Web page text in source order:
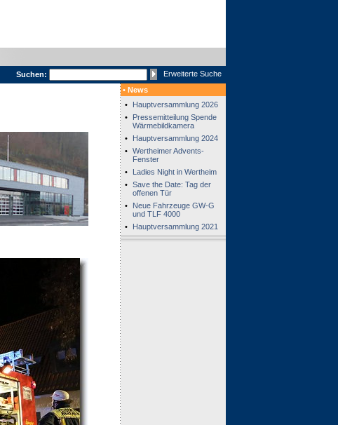
Suchen: Erweiterte Suche
• News
•
Hauptversammlung 2026
•
Pressemitteilung Spende
Wärmebildkamera
•
Hauptversammlung 2024
• Wertheimer Advents-
Fenster
•
Ladies Night in Wertheim
• Save the Date: Tag der
offenen Tür
•
Neue Fahrzeuge GW-G
und TLF 4000
•
Hauptversammlung 2021